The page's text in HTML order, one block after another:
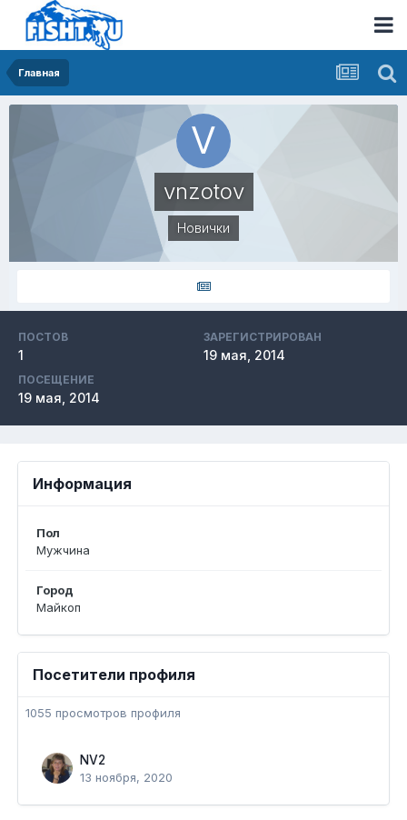
Главная
vnzotov
Новички
ПОСТОВ
1
ЗАРЕГИСТРИРОВАН
19 мая, 2014
ПОСЕЩЕНИЕ
19 мая, 2014
Информация
Пол
Мужчина
Город
Майкоп
Посетители профиля
1055 просмотров профиля
NV2
13 ноября, 2020